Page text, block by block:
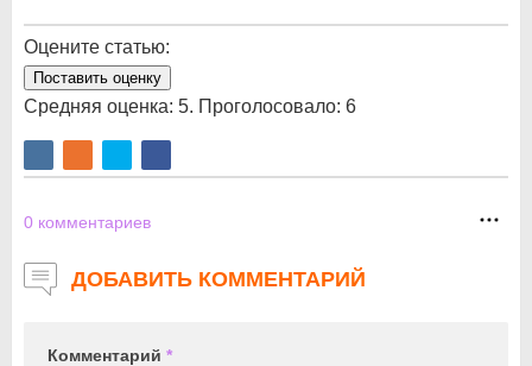
Оцените статью:
Поставить оценку
Средняя оценка: 5. Проголосовало: 6
0 комментариев
ДОБАВИТЬ КОММЕНТАРИЙ
Комментарий *